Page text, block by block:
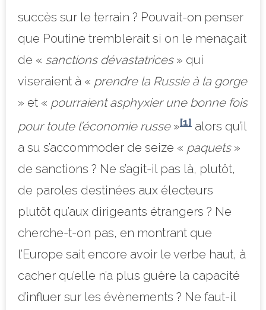
succès sur le terrain ? Pouvait-on penser
que Poutine tremblerait si on le menaçait
de « sanctions dévastatrices» qui
viseraient à « prendre la Russie à la gorge
» et « pourraient asphyxier une bonne fois
pour toute l’économie russe»[1] alors qu’il
a su s’accommoder de seize « paquets»
de sanctions ? Ne s’agit-il pas là, plutôt,
de paroles destinées aux électeurs
plutôt qu’aux dirigeants étrangers ? Ne
cherche-t-on pas, en montrant que
l’Europe sait encore avoir le verbe haut, à
cacher qu’elle n’a plus guère la capacité
d’influer sur les évènements ? Ne faut-il